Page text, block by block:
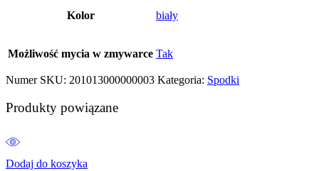
Kolor biały
Możliwość mycia w zmywarce Tak
Numer SKU: 201013000000003 Kategoria: Spodki
Produkty powiązane
Dodaj do koszyka